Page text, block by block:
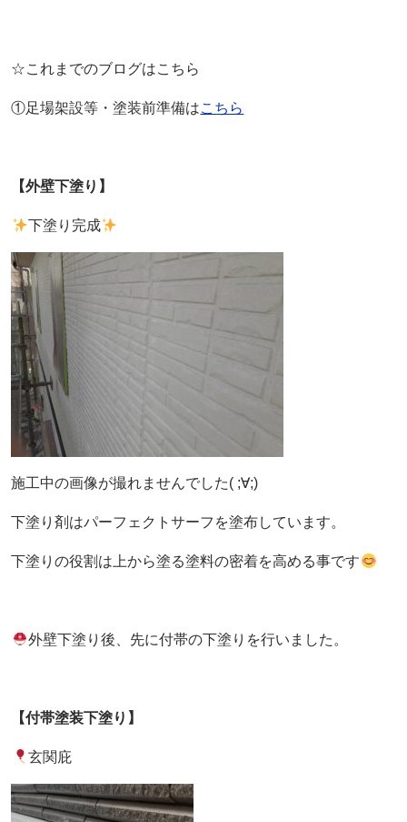
☆これまでのブログはこちら
①足場架設等・塗装前準備はこちら
【外壁下塗り】
下塗り完成
施工中の画像が撮れませんでした( ;∀;)
下塗り剤はパーフェクトサーフを塗布しています。
下塗りの役割は上から塗る塗料の密着を高める事です
外壁下塗り後、先に付帯の下塗りを行いました。
【付帯塗装下塗り】
玄関庇